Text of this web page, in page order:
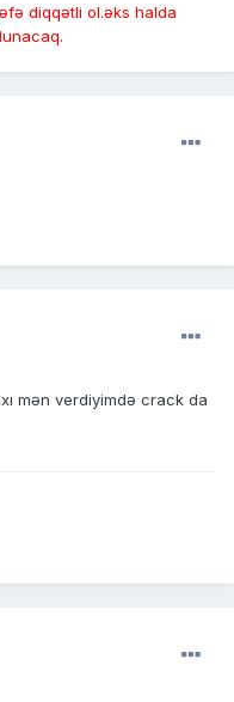
diqqətli ol.əks halda
mən verdiyimdə crack da